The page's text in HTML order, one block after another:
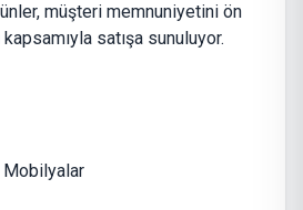
müşteri memnuniyetini ön
satışa sunuluyor.
Mobilyalar